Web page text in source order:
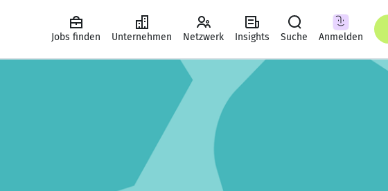
Jobs finden Unternehmen Netzwerk Insights Suche Anmelden